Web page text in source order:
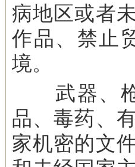
病地区或者
作品、禁止
境。
武器、枪
品、毒药、
家机密的文